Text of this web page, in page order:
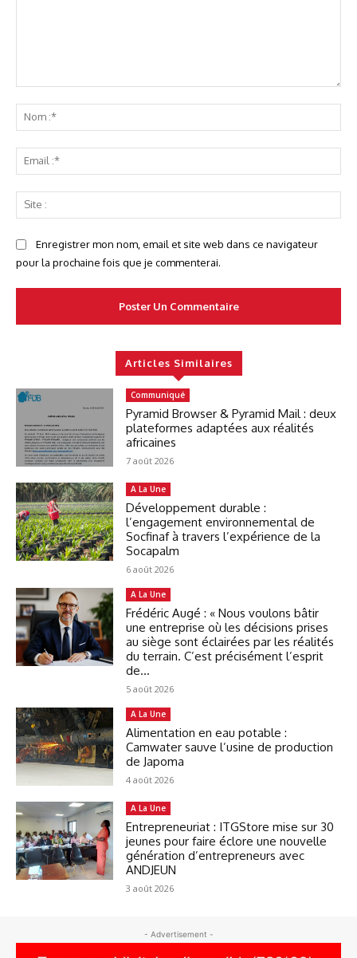
:*
:*
:
Enregistrer mon nom, email et site web dans ce navigateur
pour la prochaine fois que je commenterai.
Articles Similaires
Communiqué
Pyramid Browser & Pyramid Mail : deux
plateformes adaptées aux réalités
africaines
7 août 2026
A La Une
Développement durable :
l’engagement environnemental de
Socfinaf à travers l’expérience de la
Socapalm
6 août 2026
A La Une
Frédéric Augé : « Nous voulons bâtir
une entreprise où les décisions prises
au siège sont éclairées par les réalités
du terrain. C’est précisément l’esprit
de...
5 août 2026
A La Une
Alimentation en eau potable :
Camwater sauve l’usine de production
de Japoma
4 août 2026
A La Une
Entrepreneuriat : ITGStore mise sur 30
jeunes pour faire éclore une nouvelle
génération d’entrepreneurs avec
ANDJEUN
3 août 2026
- Advertisement -